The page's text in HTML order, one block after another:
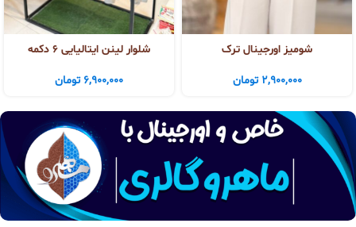
شومیز اورجینال ترک
2,900,000 تومان
شلوار لینن ایتالیایی ۶ دکمه
6,900,000 تومان